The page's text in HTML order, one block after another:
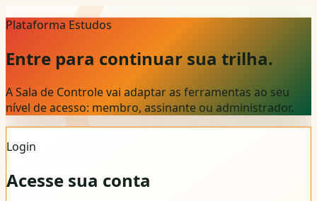
Plataforma Estudos
Entre para continuar sua trilha.
A Sala de Controle vai adaptar as ferramentas ao seu
nível de acesso: membro, assinante ou administrador.
Login
Acesse sua conta